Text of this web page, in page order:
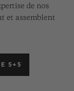
de nos
et assemblent
5+5